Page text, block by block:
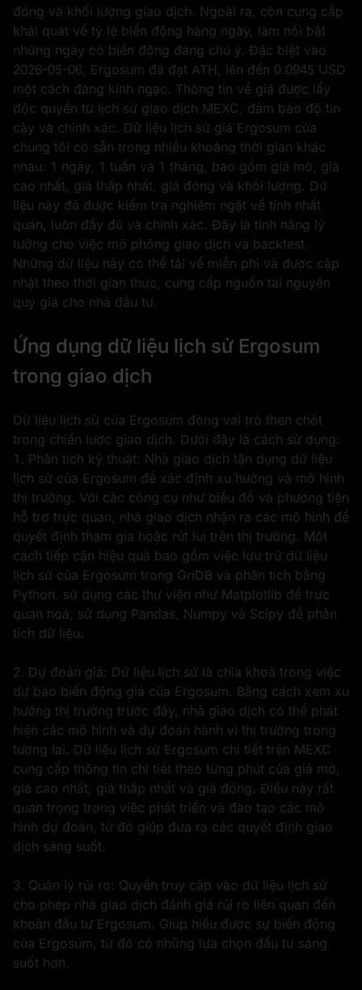
đóng và khối lượng giao dịch. Ngoài ra, còn cung cấp
khái quát về tỷ lệ biến động hàng ngày, làm nổi bật
những ngày có biến động đáng chú ý. Đặc biệt vào
2026-05-06 , Ergosum đã đạt ATH, lên đến 0.0945 USD
một cách đáng kinh ngạc. Thông tin về giá được lấy
độc quyền từ lịch sử giao dịch MEXC, đảm bảo độ tin
cậy và chính xác. Dữ liệu lịch sử giá Ergosum của
chúng tôi có sẵn trong nhiều khoảng thời gian khác
nhau: 1 ngày, 1 tuần và 1 tháng, bao gồm giá mở, giá
cao nhất, giá thấp nhất, giá đóng và khối lượng. Dữ
liệu này đã được kiểm tra nghiêm ngặt về tính nhất
quán, luôn đầy đủ và chính xác. Đây là tính năng lý
tưởng cho việc mô phỏng giao dịch và backtest.
Những dữ liệu này có thể tải về miễn phí và được cập
nhật theo thời gian thực, cung cấp nguồn tài nguyên
quý giá cho nhà đầu tư.
Ứng dụng dữ liệu lịch sử Ergosum
trong giao dịch
Dữ liệu lịch sử của Ergosum đóng vai trò then chốt
trong chiến lược giao dịch. Dưới đây là cách sử dụng:
1. Phân tích kỹ thuật: Nhà giao dịch tận dụng dữ liệu
lịch sử của Ergosum để xác định xu hướng và mô hình
thị trường. Với các công cụ như biểu đồ và phương tiện
hỗ trợ trực quan, nhà giao dịch nhận ra các mô hình để
quyết định tham gia hoặc rút lui trên thị trường. Một
cách tiếp cận hiệu quả bao gồm việc lưu trữ dữ liệu
lịch sử của Ergosum trong GriDB và phân tích bằng
Python, sử dụng các thư viện như Matplotlib để trực
quan hoá, sử dụng Pandas, Numpy và Scipy để phân
tích dữ liệu.
2. Dự đoán giá: Dữ liệu lịch sử là chìa khoá trong việc
dự báo biến động giá của Ergosum. Bằng cách xem xu
hướng thị trường trước đây, nhà giao dịch có thể phát
hiện các mô hình và dự đoán hành vi thị trường trong
tương lai. Dữ liệu lịch sử Ergosum chi tiết trên MEXC
cung cấp thông tin chi tiết theo từng phút của giá mở,
giá cao nhất, giá thấp nhất và giá đóng. Điều này rất
quan trọng trong việc phát triển và đào tạo các mô
hình dự đoán, từ đó giúp đưa ra các quyết định giao
dịch sáng suốt.
3. Quản lý rủi ro: Quyền truy cập vào dữ liệu lịch sử
cho phép nhà giao dịch đánh giá rủi ro liên quan đến
khoản đầu tư Ergosum. Giúp hiểu được sự biến động
của Ergosum, từ đó có những lựa chọn đầu tư sáng
suốt hơn.